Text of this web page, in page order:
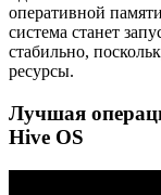
оперативной
система станет
стабильно,
ресурсы.
Лучшая
Hive OS